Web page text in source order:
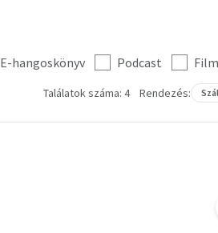
E-hangoskönyv Podcast Film
Találatok száma: 4 Rendezés: